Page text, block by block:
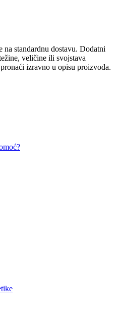
standardnu ​​dostavu. Dodatni
veličine ili svojstava
izravno u opisu proizvoda.